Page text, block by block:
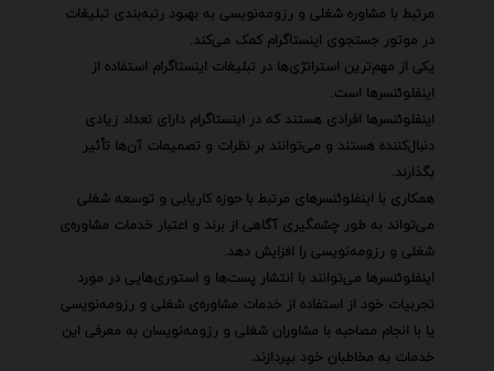
مرتبط با مشاوره شغلی و رزومه‌نویسی به بهبود رتبه‌بندی تبلیغات
در موتور جستجوی اینستاگرام کمک می‌کند.
یکی از مهم‌ترین استراتژی‌ها در تبلیغات اینستاگرام استفاده از
اینفلوئنسرها است.
اینفلوئنسرها افرادی هستند که در اینستاگرام دارای تعداد زیادی
دنبال‌کننده هستند و می‌توانند بر نظرات و تصمیمات آن‌ها تأثیر
بگذارند.
همکاری با اینفلوئنسرهای مرتبط با حوزه کاریابی و توسعه شغلی
می‌تواند به طور چشمگیری آگاهی از برند و اعتبار خدمات مشاوره‌ی
شغلی و رزومه‌نویسی را افزایش دهد.
اینفلوئنسرها می‌توانند با انتشار پست‌ها و استوری‌هایی در مورد
تجربیات خود از استفاده از خدمات مشاوره‌ی شغلی و رزومه‌نویسی
یا با انجام مصاحبه با مشاوران شغلی و رزومه‌نویسان به معرفی این
خدمات به مخاطبان خود بپردازند.